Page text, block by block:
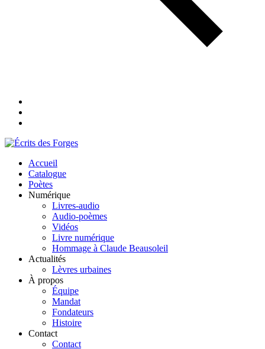
Accueil
Catalogue
Poètes
Numérique
Livres-audio
Audio-poèmes
Vidéos
Livre numérique
Hommage à Claude Beausoleil
Actualités
Lèvres urbaines
À propos
Équipe
Mandat
Fondateurs
Histoire
Contact
Contact